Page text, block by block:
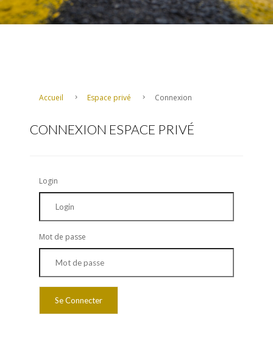
Accueil Espace privé Connexion
CONNEXION ESPACE PRIVÉ
Login
Mot de passe
Se Connecter